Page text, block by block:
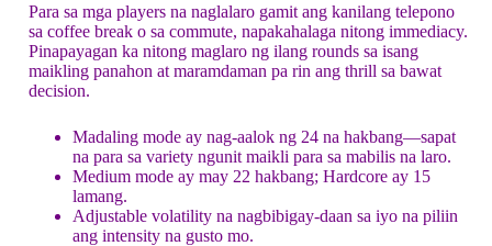
Para sa mga players na naglalaro gamit ang kanilang telepono
sa coffee break o sa commute, napakahalaga nitong immediacy.
Pinapayagan ka nitong maglaro ng ilang rounds sa isang
maikling panahon at maramdaman pa rin ang thrill sa bawat
decision.
Madaling mode ay nag-aalok ng 24 na hakbang—sapat
na para sa variety ngunit maikli para sa mabilis na laro.
Medium mode ay may 22 hakbang; Hardcore ay 15
lamang.
Adjustable volatility na nagbibigay-daan sa iyo na piliin
ang intensity na gusto mo.